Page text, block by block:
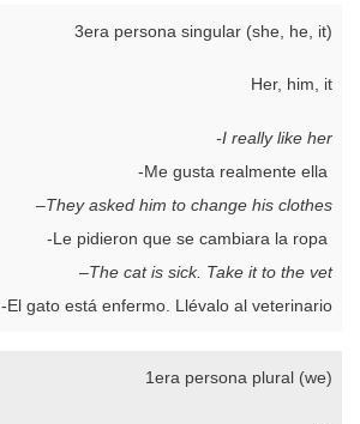
3era persona singular (she, he, it)
Her, him, it
-I really like her
-Me gusta realmente ella
–They asked him to change his clothes
-Le pidieron que se cambiara la ropa
–The cat is sick. Take it to the vet
-El gato está enfermo. Llévalo al veterinario
1era persona plural (we)